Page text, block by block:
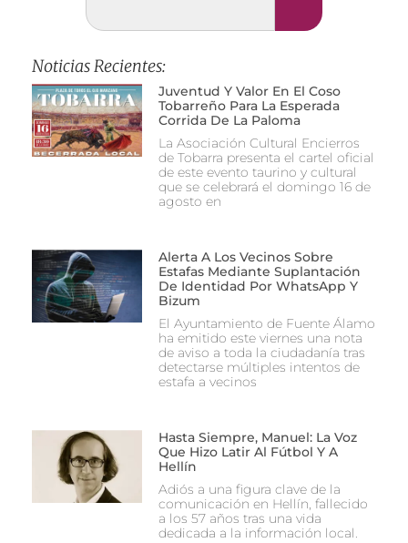
Noticias Recientes:
Juventud Y Valor En El Coso
Tobarreño Para La Esperada
Corrida De La Paloma
La Asociación Cultural Encierros
de Tobarra presenta el cartel oficial
de este evento taurino y cultural
que se celebrará el domingo 16 de
agosto en
Alerta A Los Vecinos Sobre
Estafas Mediante Suplantación
De Identidad Por WhatsApp Y
Bizum
El Ayuntamiento de Fuente Álamo
ha emitido este viernes una nota
de aviso a toda la ciudadanía tras
detectarse múltiples intentos de
estafa a vecinos
Hasta Siempre, Manuel: La Voz
Que Hizo Latir Al Fútbol Y A
Hellín
Adiós a una figura clave de la
comunicación en Hellín, fallecido
a los 57 años tras una vida
dedicada a la información local.